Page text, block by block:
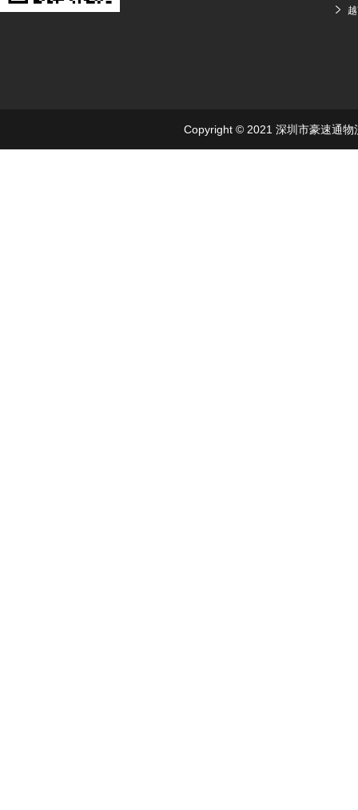
Copyright © 2021 深圳市豪速通